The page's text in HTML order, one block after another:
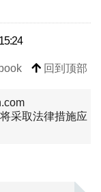
回到顶部
采取法律措施应